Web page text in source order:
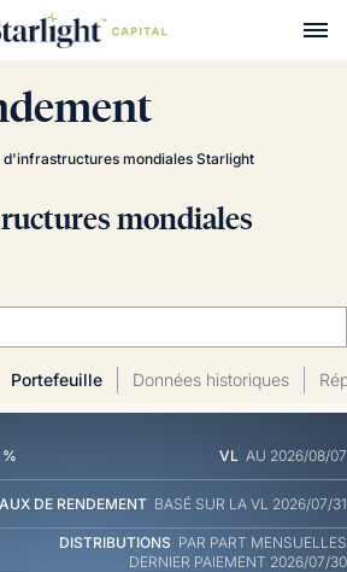
d'infrastructures mondiales Starlight
mondiales
Portefeuille Données historiques
VL AU 2026/08/07
DE RENDEMENT BASÉ SUR LA VL 2026/07/31
DISTRIBUTIONS PAR PART MENSUELLES
DERNIER PAIEMENT 2026/07/30